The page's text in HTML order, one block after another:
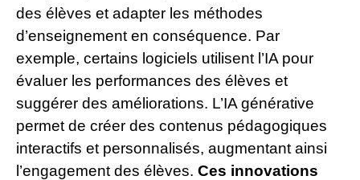
des élèves et adapter les méthodes
d’enseignement en conséquence. Par
exemple, certains logiciels utilisent l’IA pour
évaluer les performances des élèves et
suggérer des améliorations. L’IA générative
permet de créer des contenus pédagogiques
interactifs et personnalisés, augmentant ainsi
l’engagement des élèves. Ces innovations